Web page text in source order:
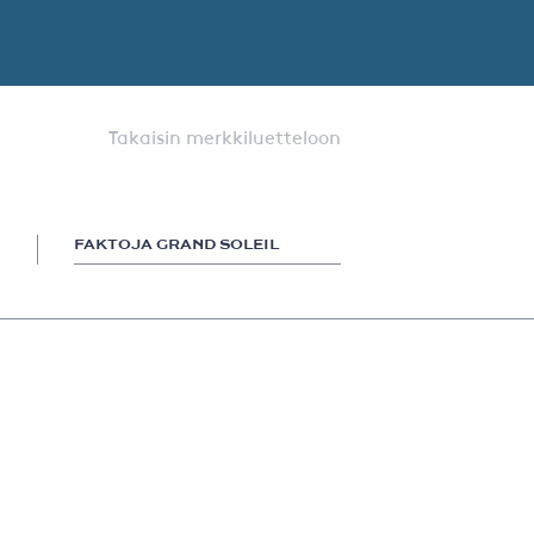
Takaisin merkkiluetteloon
FAKTOJA GRAND SOLEIL